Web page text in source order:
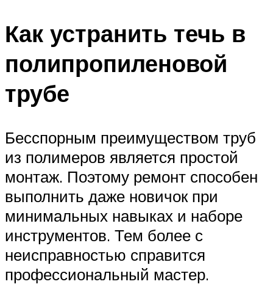
Как устранить течь в
полипропиленовой
трубе
Бесспорным преимуществом труб
из полимеров является простой
монтаж. Поэтому ремонт способен
выполнить даже новичок при
минимальных навыках и наборе
инструментов. Тем более с
неисправностью справится
профессиональный мастер.